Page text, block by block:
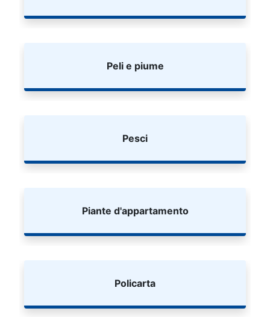
Peli e piume
Pesci
Piante d'appartamento
Policarta